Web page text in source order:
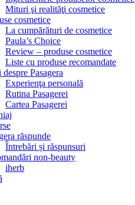
Mituri şi realităţi cosmetice
cosmetice
La cumpărături de cosmetice
Paula’s Choice
Review – produse cosmetice
Liste cu produse recomandate
despre Pasagera
Experienţa personală
Rutina Pasagerei
Cartea Pasagerei
răspunde
Întrebări și răspunsuri
non-beauty
iherb